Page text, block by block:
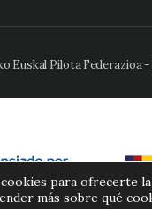
Euskal Pilota Federazioa
para ofrecerte
más sobre qué